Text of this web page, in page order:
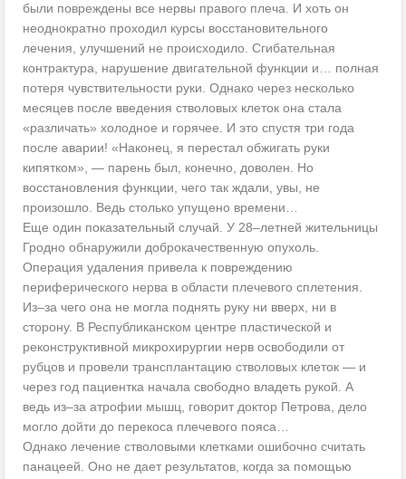
были повреждены все нервы правого плеча. И хоть он
неоднократно проходил курсы восстановительного
лечения, улучшений не происходило. Сгибательная
контрактура, нарушение двигательной функции и… полная
потеря чувствительности руки. Однако через несколько
месяцев после введения стволовых клеток она стала
«различать» холодное и горячее. И это спустя три года
после аварии! «Наконец, я перестал обжигать руки
кипятком», — парень был, конечно, доволен. Но
восстановления функции, чего так ждали, увы, не
произошло. Ведь столько упущено времени…
Еще один показательный случай. У 28–летней жительницы
Гродно обнаружили доброкачественную опухоль.
Операция удаления привела к повреждению
периферического нерва в области плечевого сплетения.
Из–за чего она не могла поднять руку ни вверх, ни в
сторону. В Республиканском центре пластической и
реконструктивной микрохирургии нерв освободили от
рубцов и провели трансплантацию стволовых клеток — и
через год пациентка начала свободно владеть рукой. А
ведь из–за атрофии мышц, говорит доктор Петрова, дело
могло дойти до перекоса плечевого пояса…
Однако лечение стволовыми клетками ошибочно считать
панацеей. Оно не дает результатов, когда за помощью